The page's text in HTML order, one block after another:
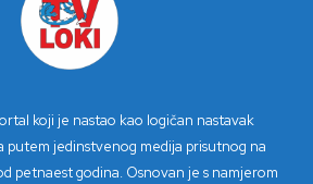
koji je nastao kao logičan nastavak
putem jedinstvenog medija prisutnog na
petnaest godina. Osnovan je s namjerom